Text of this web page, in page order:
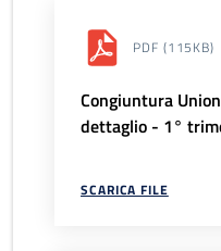
PDF (115KB)
Congiuntura
dettaglio - 1°
SCARICA FILE